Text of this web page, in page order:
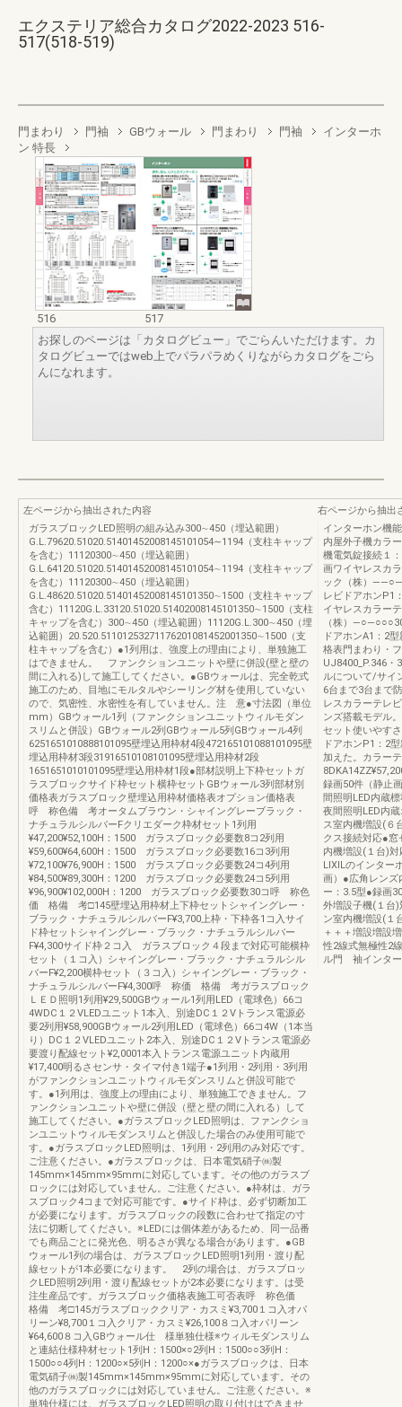
エクステリア総合カタログ2022-2023 516-
517(518-519)
門まわり 門袖 GBウォール 門まわり 門袖
インターホ
ン 特長
516
517
お探しのページは「カタログビュー」でごらんいただけます。カ
タログビューではweb上でパラパラめくりながらカタログをごら
んになれます。
左ページから抽出された内容
ガラスブロックLED照明の組み込み300∼450（埋込範囲）
G.L.79620.51020.51401452008145101054∼1194（支柱キャップ
を含む）11120300∼450（埋込範囲）
G.L.64120.51020.51401452008145101054∼1194（支柱キャップ
を含む）11120300∼450（埋込範囲）
G.L.48620.51020.51401452008145101350∼1500（支柱キャップ
含む）11120G.L.33120.51020.51402008145101350∼1500（支柱
キャップを含む）300∼450（埋込範囲）11120G.L.300∼450（埋
込範囲）20.520.51101253271176201081452001350∼1500（支
柱キャップを含む）●1列用は、強度上の理由により、単独施工
はできません。 ファンクションユニットや壁に併設(壁と壁の
間に入れる)して施工してください。●GBウォールは、完全乾式
施工のため、目地にモルタルやシーリング材を使用していない
ので、気密性、水密性を有していません。注 意●寸法図（単位
mm）GBウォール1列（ファンクションユニットウィルモダン
スリムと併設）GBウォール2列GBウォール5列GBウォール4列
6251651010888101095壁埋込用枠材4段472165101088101095壁
埋込用枠材3段31916510108101095壁埋込用枠材2段
1651651010101095壁埋込用枠材1段●部材説明上下枠セットガ
ラスブロックサイド枠セット横枠セットGBウォール3列部材別
価格表ガラスブロック壁埋込用枠材価格表オプション価格表
呼 称色備 考オータムブラウン・シャイングレーブラック・
ナチュラルシルバーFクリエダーク枠材セット1列用
¥47,200¥52,100H：1500 ガラスブロック必要数8コ2列用
¥59,600¥64,600H：1500 ガラスブロック必要数16コ3列用
¥72,100¥76,900H：1500 ガラスブロック必要数24コ4列用
¥84,500¥89,300H：1200 ガラスブロック必要数24コ5列用
¥96,900¥102,000H：1200 ガラスブロック必要数30コ呼 称色
価 格備 考□145壁埋込用枠材上下枠セットシャイングレー・
ブラック・ナチュラルシルバーF¥3,700上枠・下枠各1コ入サイ
ド枠セットシャイングレー・ブラック・ナチュラルシルバー
F¥4,300サイド枠２コ入 ガラスブロック４段まで対応可能横枠
セット（１コ入）シャイングレー・ブラック・ナチュラルシル
バーF¥2,200横枠セット（３コ入）シャイングレー・ブラック・
ナチュラルシルバーF¥4,300呼 称価 格備 考ガラスブロック
ＬＥＤ照明1列用¥29,500GBウォール1列用LED（電球色）66コ
4WDC１２VLEDユニット1本入、別途DC１２Vトランス電源必
要2列用¥58,900GBウォール2列用LED（電球色）66コ4W（1本当
り）DC１２VLEDユニット2本入、別途DC１２Vトランス電源必
要渡り配線セット¥2,0001本入トランス電源ユニット内蔵用
¥17,400明るさセンサ・タイマ付き1端子●1列用・2列用・3列用
がファンクションユニットウィルモダンスリムと併設可能で
す。●1列用は、強度上の理由により、単独施工できません。フ
ァンクションユニットや壁に併設（壁と壁の間に入れる）して
施工してください。●ガラスブロックLED照明は、ファンクショ
ンユニットウィルモダンスリムと併設した場合のみ使用可能で
す。●ガラスブロックLED照明は、1列用・2列用のみ対応です。
ご注意ください。●ガラスブロックは、日本電気硝子㈱製
145mm×145mm×95mmに対応しています。その他のガラスブ
ロックには対応していません。ご注意ください。●枠材は、ガラ
スブロック4コまで対応可能です。●サイド枠は、必ず切断加工
が必要になります。ガラスブロックの段数に合わせて指定の寸
法に切断してください。※LEDには個体差があるため、同一品番
でも商品ごとに発光色、明るさが異なる場合があります。●GB
ウォール1列の場合は、ガラスブロックLED照明1列用・渡り配
線セットが1本必要になります。 2列の場合は、ガラスブロッ
クLED照明2列用・渡り配線セットが2本必要になります。は受
注生産品です。ガラスブロック価格表施工可否表呼 称色価
格備 考□145ガラスブロッククリア・カスミ¥3,700１コ入オパ
リーン¥8,700１コ入クリア・カスミ¥26,100８コ入オパリーン
¥64,600８コ入GBウォール仕 様単独仕様※ウィルモダンスリム
と連結仕様枠材セット1列H：1500×○2列H：1500○○3列H：
1500○○4列H：1200○×5列H：1200○×●ガラスブロックは、日本
電気硝子㈱製145mm×145mm×95mmに対応しています。その
他のガラスブロックには対応していません。ご注意ください。※
単独仕様には、ガラスブロックLED照明の取り付けはできませ
右ページから抽出
インターホン
内屋外子機カラ
機電気錠接続１
画ワイヤレスカ
ック（株）
レビドアホン
イヤレスカラー
（株）
ドアホンA1：2
格表門まわり・
UJ8400_P.346・
ルについて/サイ
6台まで3台まで
レスカラーテレ
ンズ搭載モデル
セット使いやす
ドアホンP1：2
加えた。カラー
録画50件（静止
間照明LED内蔵
夜間照明LED内
ス室内機増設(６
クス接続対応●窓
内機増設(１台)
LIXILのインター
画）●広角レンズ
ー：3.5型●録画
外増設子機(１台
ン室内機増設(１
＋＋＋増設増設
性2線式無極性2
ル門 袖インター